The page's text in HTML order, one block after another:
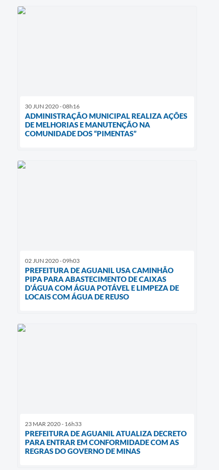
30 JUN 2020 - 08h16
ADMINISTRAÇÃO MUNICIPAL REALIZA AÇÕES
DE MELHORIAS E MANUTENÇÃO NA
COMUNIDADE DOS “PIMENTAS”
02 JUN 2020 - 09h03
PREFEITURA DE AGUANIL USA CAMINHÃO
PIPA PARA ABASTECIMENTO DE CAIXAS
D’ÁGUA COM ÁGUA POTÁVEL E LIMPEZA DE
LOCAIS COM ÁGUA DE REUSO
23 MAR 2020 - 16h33
PREFEITURA DE AGUANIL ATUALIZA DECRETO
PARA ENTRAR EM CONFORMIDADE COM AS
REGRAS DO GOVERNO DE MINAS